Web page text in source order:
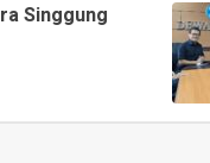
Singgung